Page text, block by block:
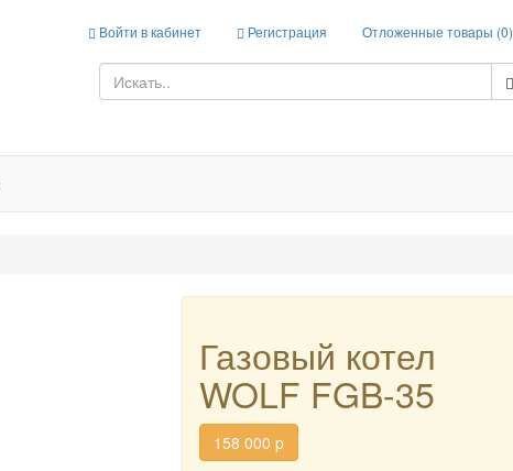
Войти в кабинет Регистрация Отложенные товары (0)
Газовый котел
WOLF FGB-35
158 000 p